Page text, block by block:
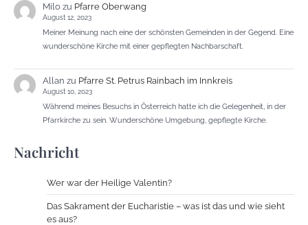
Milozu Pfarre Oberwang
August 12, 2023
Meiner Meinung nach eine der schönsten Gemeinden in der Gegend. Eine
wunderschöne Kirche mit einer gepflegten Nachbarschaft.
Allan zu Pfarre St. Petrus Rainbach im Innkreis
August 10, 2023
Während meines Besuchs in Österreich hatte ich die Gelegenheit, in der
Pfarrkirche zu sein. Wunderschöne Umgebung, gepflegte Kirche.
Nachricht
Wer war der Heilige Valentin?
Das Sakrament der Eucharistie – was ist das und wie sieht
es aus?